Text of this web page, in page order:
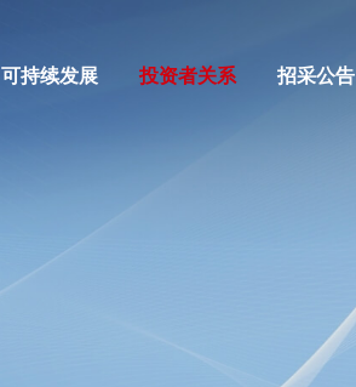
可持续发展 投资者关系 招采公告